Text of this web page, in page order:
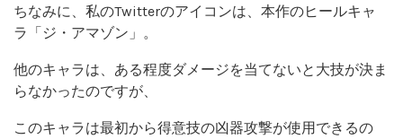
ちなみに、私のTwitterのアイコンは、本作のヒールキャ
ラ「ジ・アマゾン」。
他のキャラは、ある程度ダメージを当てないと大技が決ま
らなかったのですが、
このキャラは最初から得意技の凶器攻撃が使用できるの